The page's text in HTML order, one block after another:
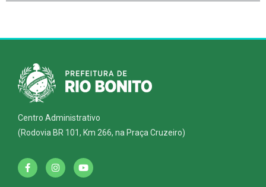
Centro Administrativo
(Rodovia BR 101, Km 266, na Praça Cruzeiro)